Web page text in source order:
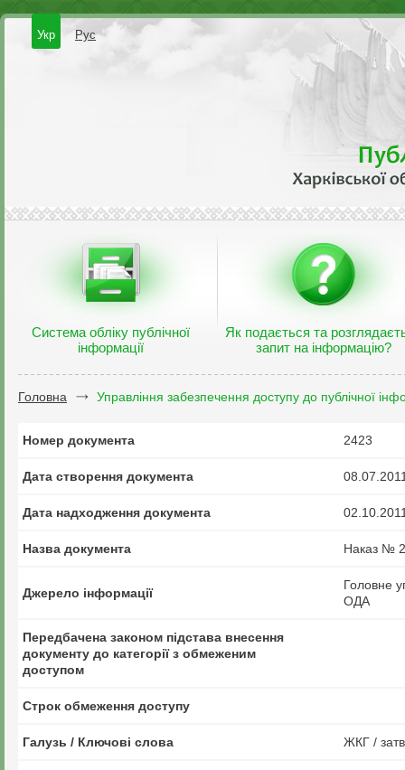
Укр Рус
Система обліку публічної
інформації
Як подається та
запит на інформацію?
Головна Управління забезпечення доступу до публічної
Номер документа 2423
Дата створення документа
Дата надходження документа
Назва документа Наказ №
Джерело інформації
Головне
ОДА
Передбачена законом підстава внесення
документу до категорії з обмеженим
доступом
Строк обмеження доступу
Галузь / Ключові слова ЖКГ /